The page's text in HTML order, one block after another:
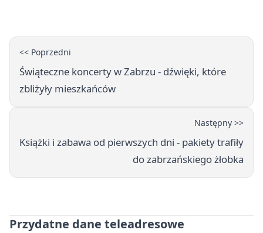
<< Poprzedni
Świąteczne koncerty w Zabrzu - dźwięki, które
zbliżyły mieszkańców
Następny >>
Książki i zabawa od pierwszych dni - pakiety trafiły
do zabrzańskiego żłobka
Przydatne dane teleadresowe